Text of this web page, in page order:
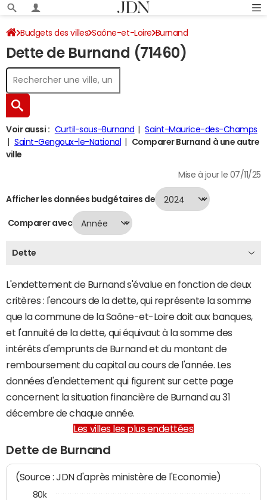
Budgets des villes Saône-et-Loire Burnand
Dette au 31/12/2024
Dette de Burnand (71460)
Voir aussi : Curtil-sous-Burnand
Saint-Maurice-des-Champs
Saint-Gengoux-le-National
Comparer Burnand à une autre
ville
Mise à jour le 07/11/25
Afficher les données budgétaires de
Comparer avec
Dette
L'endettement de Burnand s'évalue en fonction de deux
critères : l'encours de la dette, qui représente la somme
que la commune de la Saône-et-Loire doit aux banques,
et l'annuité de la dette, qui équivaut à la somme des
intérêts d'emprunts de Burnand et du montant de
remboursement du capital au cours de l'année. Les
données d'endettement qui figurent sur cette page
concernent la situation financière de Burnand au 31
décembre de chaque année.
Les villes les plus endettées
Dette de Burnand
(Source : JDN d'après ministère de l'Economie)
80k